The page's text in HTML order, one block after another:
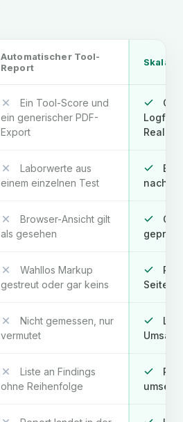
Automatischer Tool-
Report
Ein Tool-Score und
ein generischer PDF-
Export
Logfile,
Realität
Laborwerte aus
einem einzelnen Test
nach
Browser-Ansicht gilt
als gesehen
geprüft,
Wahllos Markup
gestreut oder gar keins
Nicht gemessen, nur
vermutet
Liste an Findings
ohne Reihenfolge